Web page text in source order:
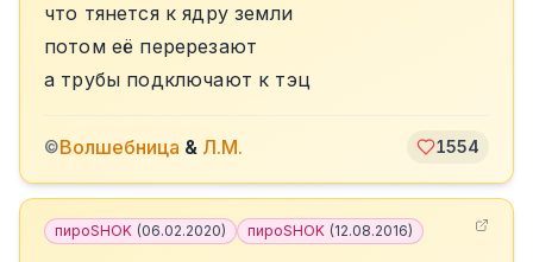
что тянется к ядру земли
потом её перерезают
а трубы подключают к тэц
©Волшебница & Л.М. 1554
пироSHOK (06.02.2020) пироSHOK (12.08.2016)